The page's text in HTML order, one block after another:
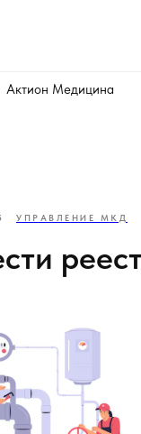
Актион Медицина
УПРАВЛЕНИЕ МКД